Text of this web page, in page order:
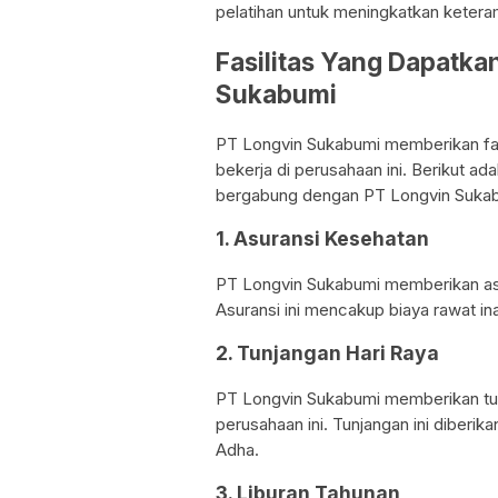
pelatihan untuk meningkatkan
Fasilitas Yang
Sukabumi
PT Longvin Sukabumi memberikan
bekerja di perusahaan ini. Berikut
bergabung dengan PT Longvin
1. Asuransi Kesehatan
PT Longvin Sukabumi memberikan
Asuransi ini mencakup biaya rawat
2. Tunjangan Hari Raya
PT Longvin Sukabumi memberikan
perusahaan ini. Tunjangan ini
Adha.
3. Liburan Tahunan